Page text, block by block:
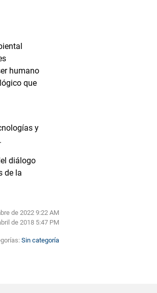
humano
que
y
diálogo
de la
de 2022 9:22 AM
de 2018 5:47 PM
Sin categoría